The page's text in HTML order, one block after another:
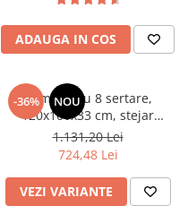
ADAUGA IN COS
-36% NOU
Comoda cu 8 sertare,
120x100x33 cm, stejar
sonoma/alb, pentru hol,
living, dormitor, birou, Bortis
Impex
1.131,20 Lei
724,48 Lei
VEZI VARIANTE